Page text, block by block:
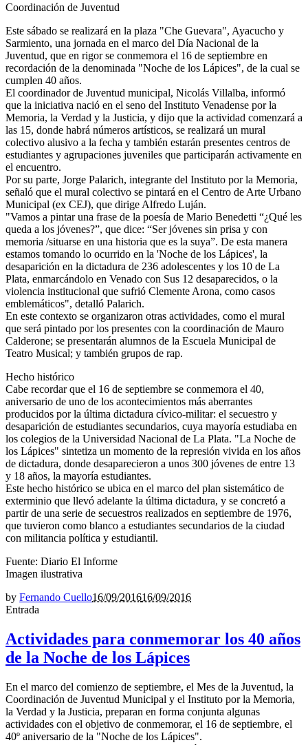
Coordinación de Juventud
Este sábado se realizará en la plaza "Che Guevara", Ayacucho y
Sarmiento, una jornada en el marco del Día Nacional de la
Juventud, que en rigor se conmemora el 16 de septiembre en
recordación de la denominada "Noche de los Lápices", de la cual se
cumplen 40 años.
El coordinador de Juventud municipal, Nicolás Villalba, informó
que la iniciativa nació en el seno del Instituto Venadense por la
Memoria, la Verdad y la Justicia, y dijo que la actividad comenzará a
las 15, donde habrá números artísticos, se realizará un mural
colectivo alusivo a la fecha y también estarán presentes centros de
estudiantes y agrupaciones juveniles que participarán activamente en
el encuentro.
Por su parte, Jorge Palarich, integrante del Instituto por la Memoria,
señaló que el mural colectivo se pintará en el Centro de Arte Urbano
Municipal (ex CEJ), que dirige Alfredo Luján.
"Vamos a pintar una frase de la poesía de Mario Benedetti “¿Qué les
queda a los jóvenes?”, que dice: “Ser jóvenes sin prisa y con
memoria /situarse en una historia que es la suya”. De esta manera
estamos tomando lo ocurrido en la 'Noche de los Lápices', la
desaparición en la dictadura de 236 adolescentes y los 10 de La
Plata, enmarcándolo en Venado con Sus 12 desaparecidos, o la
violencia institucional que sufrió Clemente Arona, como casos
emblemáticos", detalló Palarich.
En este contexto se organizaron otras actividades, como el mural
que será pintado por los presentes con la coordinación de Mauro
Calderone; se presentarán alumnos de la Escuela Municipal de
Teatro Musical; y también grupos de rap.
Hecho histórico
Cabe recordar que el 16 de septiembre se conmemora el 40,
aniversario de uno de los acontecimientos más aberrantes
producidos por la última dictadura cívico-militar: el secuestro y
desaparición de estudiantes secundarios, cuya mayoría estudiaba en
los colegios de la Universidad Nacional de La Plata. "La Noche de
los Lápices" sintetiza un momento de la represión vivida en los años
de dictadura, donde desaparecieron a unos 300 jóvenes de entre 13
y 18 años, la mayoría estudiantes.
Este hecho histórico se ubica en el marco del plan sistemático de
exterminio que llevó adelante la última dictadura, y se concretó a
partir de una serie de secuestros realizados en septiembre de 1976,
que tuvieron como blanco a estudiantes secundarios de la ciudad
con militancia política y estudiantil.
Fuente: Diario El Informe
Imagen ilustrativa
by Fernando Cuello16/09/201616/09/2016
Entrada
Actividades para conmemorar los 40 años
de la Noche de los Lápices
En el marco del comienzo de septiembre, el Mes de la Juventud, la
Coordinación de Juventud Municipal y el Instituto por la Memoria,
la Verdad y la Justicia, preparan en forma conjunta algunas
actividades con el objetivo de conmemorar, el 16 de septiembre, el
40º aniversario de la "Noche de los Lápices".